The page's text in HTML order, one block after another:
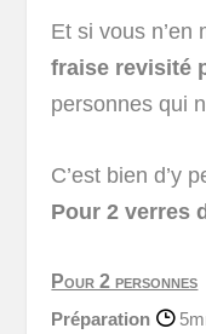
Et si vous n’en
fraise revisité
personnes qui
C’est bien d’y
Pour 2 verres
Pour 2 personnes
Préparation